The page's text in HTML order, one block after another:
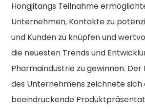
Hongjitangs Teilnahme
Unternehmen, Kontakte zu
und Kunden zu knüpfen und
die neuesten Trends und
Pharmaindustrie zu gewinnen.
des Unternehmens zeichnete sich
beeindruckende